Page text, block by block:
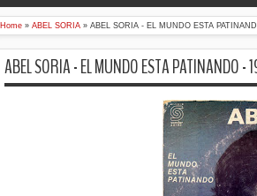
Home » ABEL SORIA » ABEL SORIA - EL MUNDO ESTA
ABEL SORIA - EL MUNDO ESTA PATINANDO -